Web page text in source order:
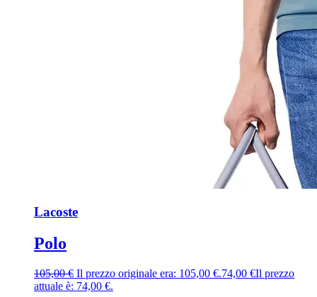
Lacoste
Polo
105,00€ Il prezzo originale era: 105,00 €.74,00 €Il prezzo
attuale è: 74,00 €.